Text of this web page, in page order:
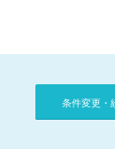
条件変更・